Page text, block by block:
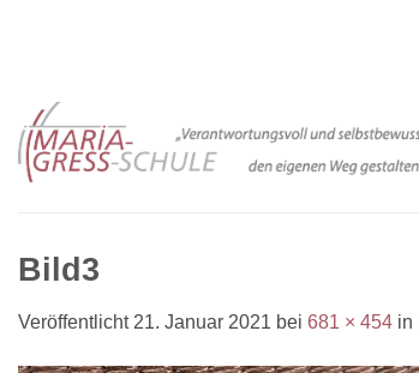
Bild3
Veröffentlicht 21. Januar 2021 bei 681 × 454 in